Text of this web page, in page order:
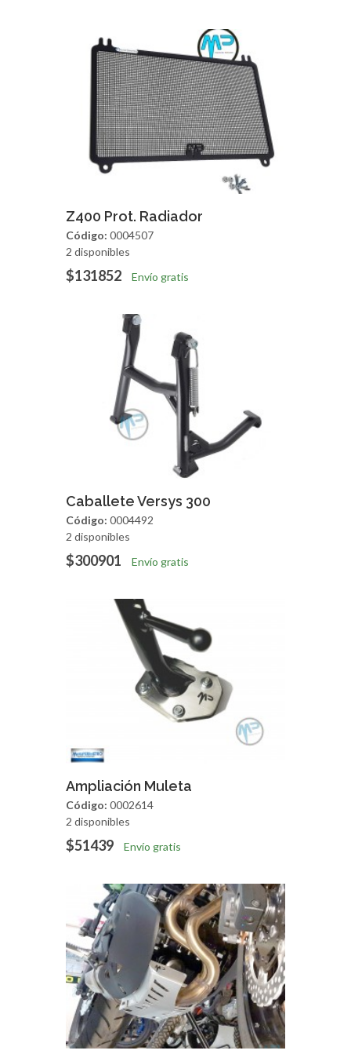
Agregar
Z400 Prot. Radiador
Código: 0004507
2 disponibles
$131852 Envío gratis
Agregar Vista Rapida
Caballete Versys 300
Código: 0004492
2 disponibles
$300901 Envío gratis
Agregar
Ampliación Muleta
Código: 0002614
2 disponibles
$51439 Envío gratis